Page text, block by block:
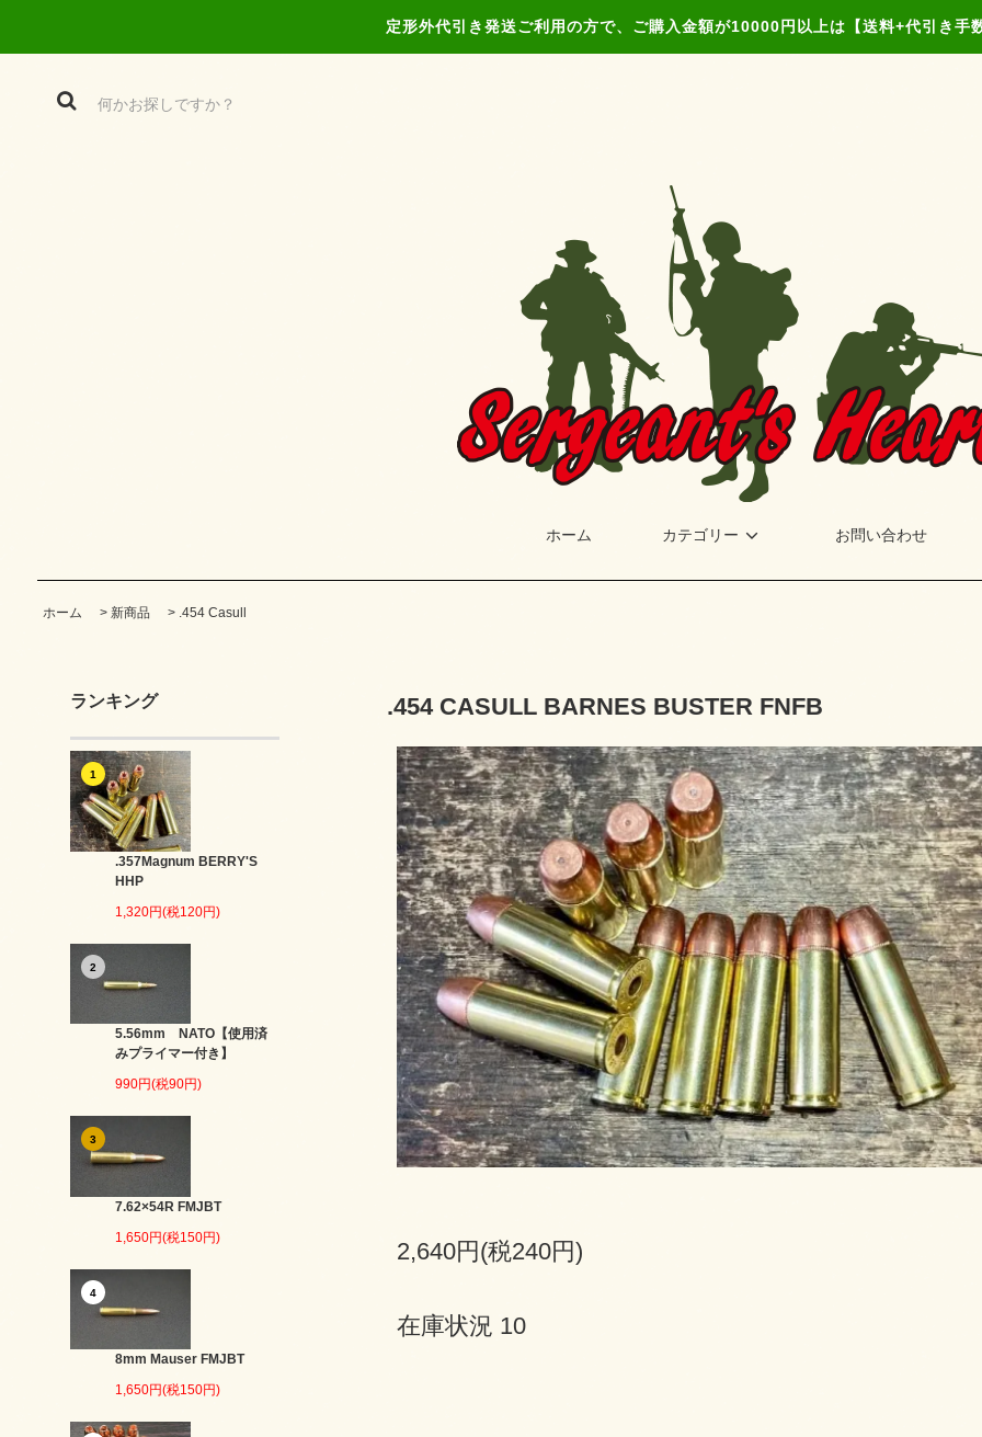
定形外代引き発送ご利用の方で、ご購入金額が10000円以上は【送料+代引き手
ホーム カテゴリー お問い合わせ
ホーム > 新商品 > .454 Casull
ランキング
1
.357Magnum BERRY'S
HHP
1,320円(税120円)
2
5.56mm NATO【使用済
みプライマー付き】
990円(税90円)
3
7.62×54R FMJBT
1,650円(税150円)
4
8mm Mauser FMJBT
1,650円(税150円)
.454 CASULL BARNES BUSTER FNFB
2,640円(税240円)
在庫状況 10